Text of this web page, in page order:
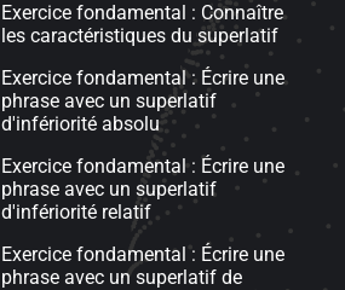
Exercice fondamental : Connaître
les caractéristiques du superlatif
Exercice fondamental : Écrire une
phrase avec un superlatif
d'infériorité absolu
Exercice fondamental : Écrire une
phrase avec un superlatif
d'infériorité relatif
Exercice fondamental : Écrire une
phrase avec un superlatif de